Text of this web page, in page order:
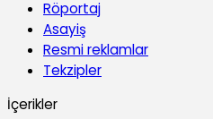
Röportaj
Asayiş
Resmi reklamlar
Tekzipler
İçerikler